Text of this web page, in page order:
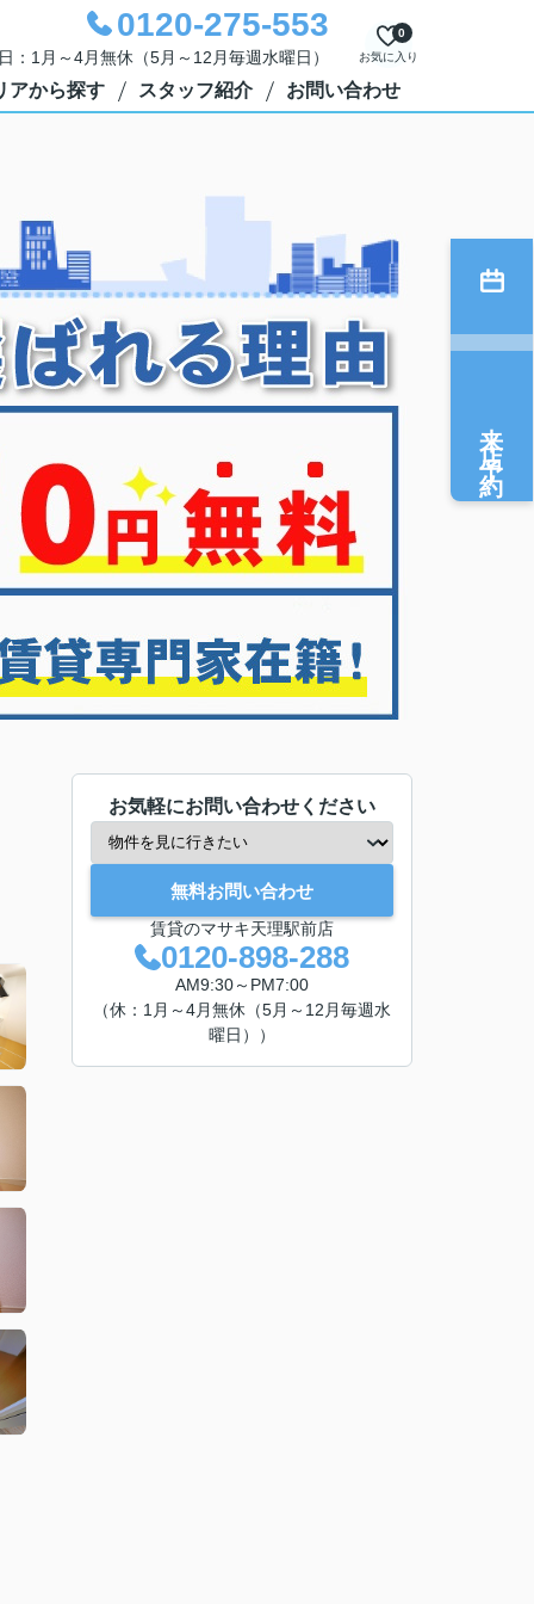
0120-275-553
1月～4月無休（5月～12月毎週水曜日） お気に入り
0
アから探す スタッフ紹介 お問い合わせ
お気軽にお問い合わせください
無料お問い合わせ
賃貸のマサキ天理駅前店
0120-898-288
AM9:30～PM7:00
（休：1月～4月無休（5月～12月毎週水
曜日））
来店予約